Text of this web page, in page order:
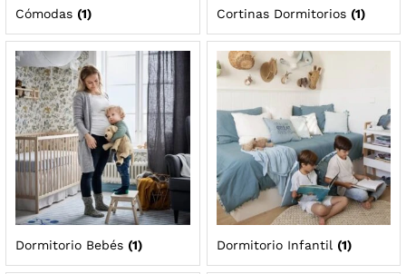
Cómodas (1) Cortinas Dormitorios (1)
Dormitorio Bebés (1) Dormitorio Infantil (1)